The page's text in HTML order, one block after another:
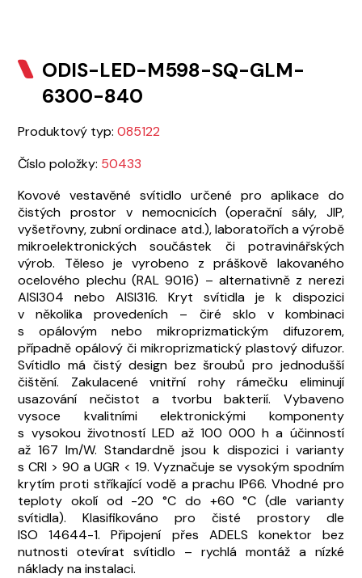
ODIS-LED-M598-SQ-GLM-
6300-840
Produktový typ:085122
Číslo položky: 50433
Kovové vestavěné svítidlo určené pro aplikace do
čistých prostor v nemocnicích (operační sály, JIP,
vyšetřovny, zubní ordinace atd.), laboratořích a výrobě
mikroelektronických součástek či potravinářských
výrob. Těleso je vyrobeno z práškově lakovaného
ocelového plechu (RAL 9016) – alternativně z nerezi
AISI304 nebo AISI316. Kryt svítidla je k dispozici
v několika provedeních – čiré sklo v kombinaci
s opálovým nebo mikroprizmatickým difuzorem,
případně opálový či mikroprizmatický plastový difuzor.
Svítidlo má čistý design bez šroubů pro jednodušší
čištění. Zakulacené vnitřní rohy rámečku eliminují
usazování nečistot a tvorbu bakterií. Vybaveno
vysoce kvalitními elektronickými komponenty
s vysokou životností LED až 100 000 h a účinností
až 167 lm/W. Standardně jsou k dispozici i varianty
s CRI > 90 a UGR < 19. Vyznačuje se vysokým spodním
krytím proti stříkající vodě a prachu IP66. Vhodné pro
teploty okolí od -20 °C do +60 °C (dle varianty
svítidla). Klasifikováno pro čisté prostory dle
ISO 14644-1. Připojení přes ADELS konektor bez
nutnosti otevírat svítidlo – rychlá montáž a nízké
náklady na instalaci.